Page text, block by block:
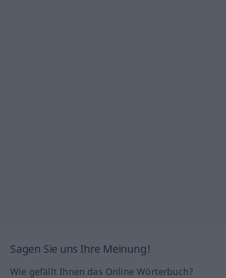
Sagen Sie uns Ihre Meinung!
Wie gefällt Ihnen das Online Wörterbuch?